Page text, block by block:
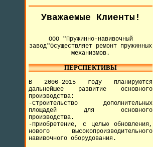
Уважаемые Клиенты!
ООО "Пружинно-навивочный
завод"Осуществляет ремонт пружинных
механизмов.
ПЕРСПЕКТИВЫ
В 2006-2015 году планируются
дальнейшее развитие основного
производства:
-Строительство дополнительных
площадей для основного
производства.
-Приобретение, с целью обновления,
нового высокопроизводительного
навивочного оборудования.